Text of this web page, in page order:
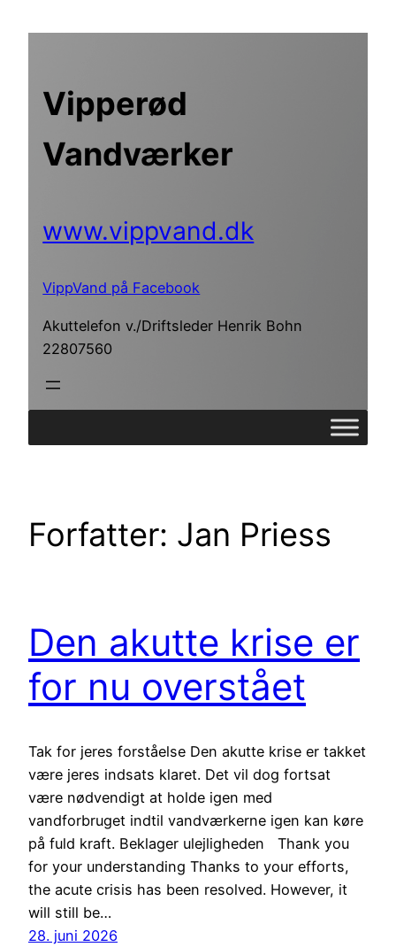
Vipperød
Vandværker
www.vippvand.dk
VippVand på Facebook
Akuttelefon v./Driftsleder Henrik Bohn
22807560
Forfatter: Jan Priess
Den akutte krise er
for nu overstået
Tak for jeres forståelse Den akutte krise er takket
være jeres indsats klaret. Det vil dog fortsat
være nødvendigt at holde igen med
vandforbruget indtil vandværkerne igen kan køre
på fuld kraft. Beklager ulejligheden Thank you
for your understanding Thanks to your efforts,
the acute crisis has been resolved. However, it
will still be…
28. juni 2026